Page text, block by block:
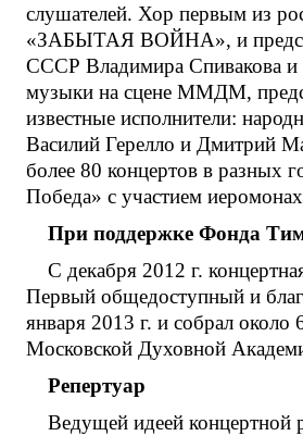
слушателей. Хор первым из
«ЗАБЫТАЯ ВОЙНА», и
СССР Владимира Спивакова и
музыки на сцене ММДМ,
известные исполнители:
Василий Герелло и Дмитрий
более 80 концертов в разных
Победа» с участием
При поддержке Фонда
С декабря 2012 г.
Первый общедоступный и
января 2013 г. и собрал
Московской Духовной
Репертуар
Ведущей идеей концертной